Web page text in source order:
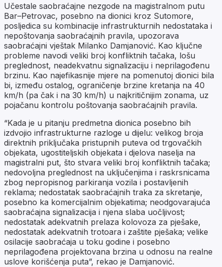
Učestale saobraćajne nezgode na magistralnom putu
Bar–Petrovac, posebno na dionici kroz Sutomore,
posljedica su kombinacije infrastrukturnih nedostataka i
nepoštovanja saobraćajnih pravila, upozorava
saobraćajni vještak Milanko Damjanović. Kao ključne
probleme navodi veliki broj konfliktnih tačaka, lošu
preglednost, neadekvatnu signalizaciju i neprilagođenu
brzinu. Kao najefikasnije mjere na pomenutoj dionici bila
bi, između ostalog, ograničenje brzine kretanja na 40
km/h (pa čak i na 30 km/h) u najkritičnijim zonama, uz
pojačanu kontrolu poštovanja saobraćajnih pravila.
“Kada je u pitanju predmetna dionica posebno bih
izdvojio infrastrukturne razloge u dijelu: velikog broja
direktnih priključaka pristupnih puteva od trgovačkih
objekata, ugostiteljskih objekata i djelova naselja na
magistralni put, što stvara veliki broj konfliktnih tačaka;
nedovoljna preglednost na uključenjima i raskrsnicama
zbog nepropisnog parkiranja vozila i postavljenih
reklama; nedostatak saobraćajnih traka za skretanje,
posebno ka komercijalnim objekatima; neodgovarajuća
saobraćajna signalizacija i njena slaba uočljivost;
nedostatak adekvatnih prelaza kolovoza za pješake,
nedostatak adekvatnih trotoara i zaštite pješaka; velike
osilacije saobraćaja u toku godine i posebno
neprilagođena projektovana brzina u odnosu na realne
uslove korišćenja puta”, rekao je Damjanović.